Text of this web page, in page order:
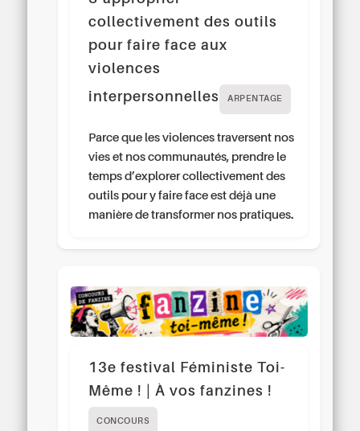
collectivement des outils
pour faire face aux
violences
interpersonnelles
ARPENTAGE
Parce que les violences traversent nos
vies et nos communautés, prendre le
temps d’explorer collectivement des
outils pour y faire face est déjà une
manière de transformer nos pratiques.
13e festival Féministe Toi-
Même ! | À vos fanzines !
CONCOURS